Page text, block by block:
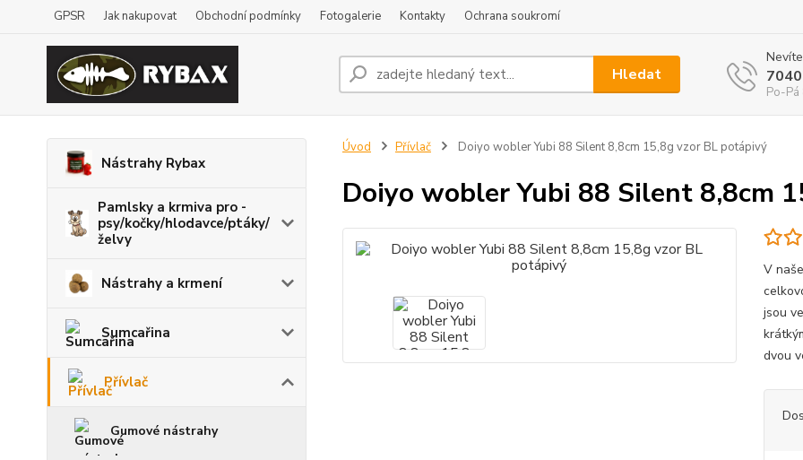
GPSR Jak nakupovat Obchodní podmínky Fotogalerie Kontakty Ochrana soukromí
Hledat
Po-
Nástrahy Rybax
Pamlsky a krmiva pro -
psy/kočky/hlodavce/ptáky/
želvy
Nástrahy a krmení
Sumcařina
Přívlač
Gumové nástrahy
Úvod Přívlač Doiyo wobler Yubi 88 Silent 8,8cm 15,8g vzor BL potápivý
Doiyo wobler Yubi 88 Silent 8,8cm
V
jsou
dvou